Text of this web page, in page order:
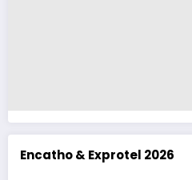
Encatho & Exprotel 2026